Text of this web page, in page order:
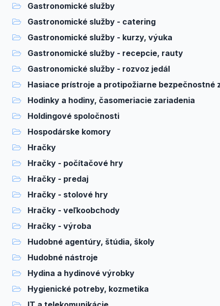
Gastronomické služby
Gastronomické služby - catering
Gastronomické služby - kurzy, výuka
Gastronomické služby - recepcie, rauty
Gastronomické služby - rozvoz jedál
Hasiace prístroje a protipožiarne bezpečnostné
Hodinky a hodiny, časomeriacie zariadenia
Holdingové spoločnosti
Hospodárske komory
Hračky
Hračky - počítačové hry
Hračky - predaj
Hračky - stolové hry
Hračky - veľkoobchody
Hračky - výroba
Hudobné agentúry, štúdia, školy
Hudobné nástroje
Hydina a hydinové výrobky
Hygienické potreby, kozmetika